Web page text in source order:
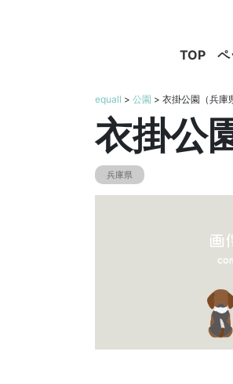
TOP ペ
equall > 公園 > 衣掛公園（兵庫
衣掛公
兵庫県